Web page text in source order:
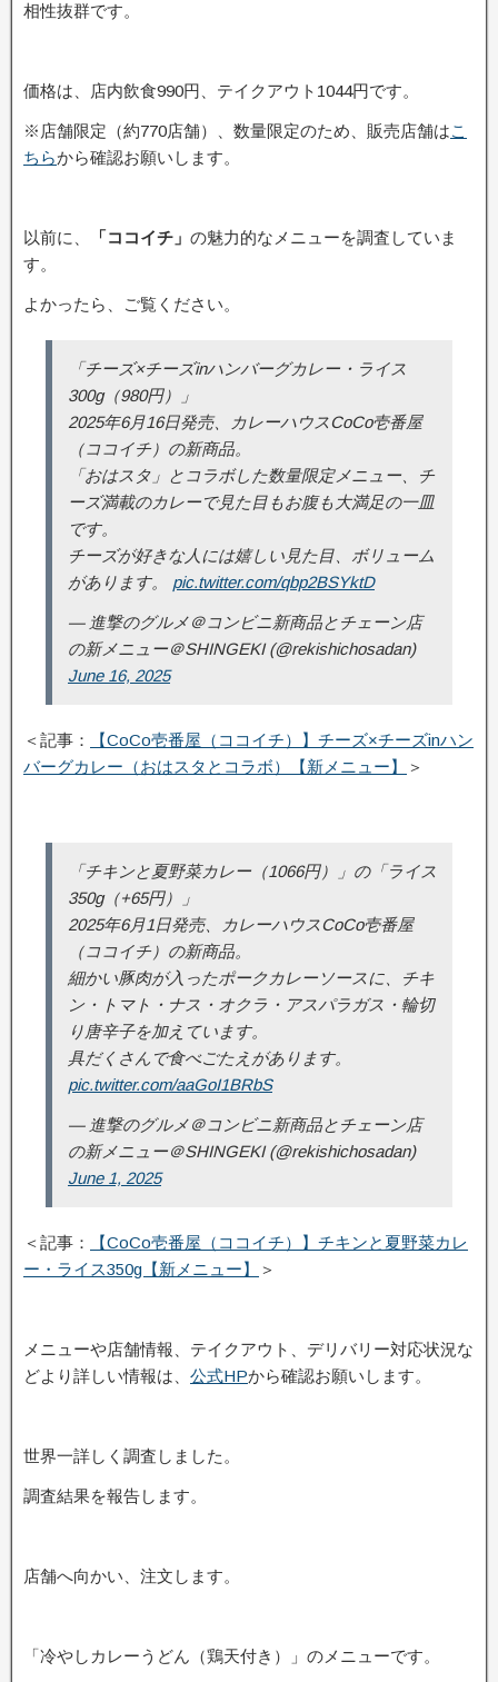
相性抜群です。
価格は、店内飲食990円、テイクアウト1044円です。
※店舗限定（約770店舗）、数量限定のため、販売店舗はこ
ちらから確認お願いします。
以前に、 「ココイチ」 の魅力的なメニューを調査していま
す。
よかったら、ご覧ください。
「チーズ×チーズinハンバーグカレー・ライス
300g（980円）」
2025年6月16日発売、カレーハウスCoCo壱番屋
（ココイチ）の新商品。
「おはスタ」とコラボした数量限定メニュー、チ
ーズ満載のカレーで見た目もお腹も大満足の一皿
です。
チーズが好きな人には嬉しい見た目、ボリューム
があります。 pic.twitter.com/qbp2BSYktD
— 進撃のグルメ＠コンビニ新商品とチェーン店
の新メニュー＠SHINGEKI (@rekishichosadan)
June 16, 2025
＜記事：
【CoCo壱番屋（ココイチ）】チーズ×チーズinハン
バーグカレー（おはスタとコラボ）【新メニュー】
＞
「チキンと夏野菜カレー（1066円）」の「ライス
350g（+65円）」
2025年6月1日発売、カレーハウスCoCo壱番屋
（ココイチ）の新商品。
細かい豚肉が入ったポークカレーソースに、チキ
ン・トマト・ナス・オクラ・アスパラガス・輪切
り唐辛子を加えています。
具だくさんで食べごたえがあります。
pic.twitter.com/aaGoI1BRbS
— 進撃のグルメ＠コンビニ新商品とチェーン店
の新メニュー＠SHINGEKI (@rekishichosadan)
June 1, 2025
＜記事：
【CoCo壱番屋（ココイチ）】チキンと夏野菜カレ
ー・ライス350g【新メニュー】
＞
メニューや店舗情報、テイクアウト、デリバリー対応状況な
どより詳しい情報は、 公式HPから確認お願いします。
世界一詳しく調査しました。
調査結果を報告します。
店舗へ向かい、注文します。
「冷やしカレーうどん（鶏天付き）」のメニューです。